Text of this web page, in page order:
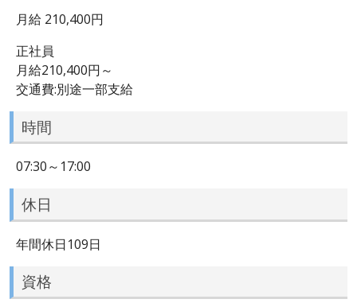
月給 210,400円
正社員
月給210,400円～
交通費:別途一部支給
時間
07:30～17:00
休日
年間休日109日
資格